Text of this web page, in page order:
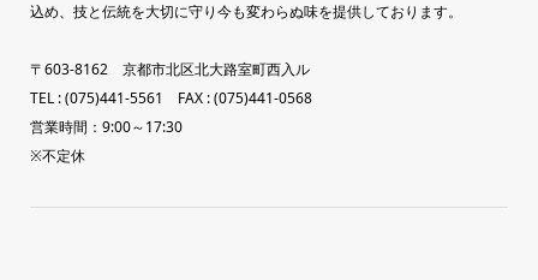
込め、技と伝統を大切に守り今も変わらぬ味を提供しております。
〒603-8162 京都市北区北大路室町西入ル
TEL : (075)441-5561 FAX : (075)441-0568
営業時間：9:00～17:30
※不定休